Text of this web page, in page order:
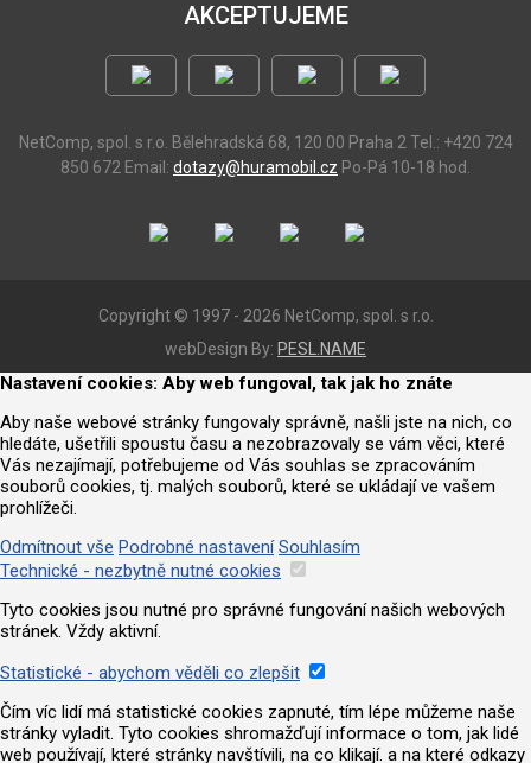
AKCEPTUJEME
NetComp, spol. s r.o. Bělehradská 68, 120 00 Praha 2 Tel.: +420 724
850 672 Email: dotazy@huramobil.cz Po-Pá 10-18 hod.
Copyright © 1997 - 2026 NetComp, spol. s r.o.
webDesign By: PESL.NAME
Nastavení cookies: Aby web fungoval, tak jak ho znáte
Aby naše webové stránky fungovaly správně, našli jste na nich, co
hledáte, ušetřili spoustu času a nezobrazovaly se vám věci, které
Vás nezajímají, potřebujeme od Vás souhlas se zpracováním
souborů cookies, tj. malých souborů, které se ukládají ve vašem
prohlížeči.
Odmítnout vše Podrobné nastavení Souhlasím
Technické - nezbytně nutné cookies
Tyto cookies jsou nutné pro správné fungování našich webových
stránek. Vždy aktivní.
Statistické - abychom věděli co zlepšit
Čím víc lidí má statistické cookies zapnuté, tím lépe můžeme naše
stránky vyladit. Tyto cookies shromažďují informace o tom, jak lidé
web používají, které stránky navštívili, na co klikají. a na které odkazy